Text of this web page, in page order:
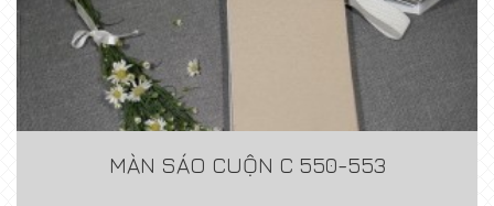
MÀN SÁO CUỘN C 550-553